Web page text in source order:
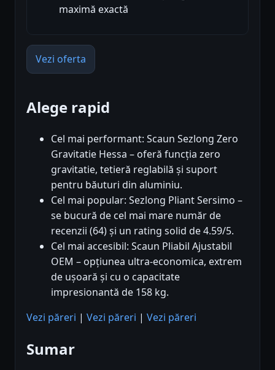
maximă exactă
Vezi oferta
Alege rapid
Cel mai performant: Scaun Sezlong Zero
Gravitatie Hessa – oferă funcția zero
gravitatie, tetieră reglabilă și suport
pentru băuturi din aluminiu.
Cel mai popular: Sezlong Pliant Sersimo –
se bucură de cel mai mare număr de
recenzii (64) și un rating solid de 4.59/5.
Cel mai accesibil: Scaun Pliabil Ajustabil
OEM – opțiunea ultra-economica, extrem
de ușoară și cu o capacitate
impresionantă de 158 kg.
Vezi păreri | Vezi păreri | Vezi păreri
Sumar